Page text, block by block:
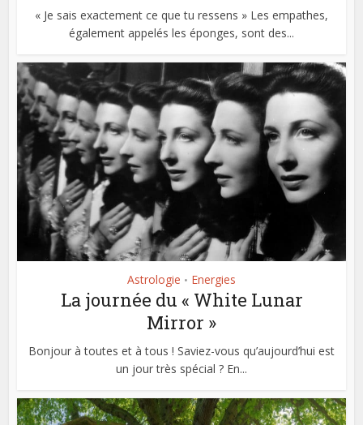
« Je sais exactement ce que tu ressens » Les empathes,
également appelés les éponges, sont des...
Astrologie • Energies
La journée du « White Lunar
Mirror »
Bonjour à toutes et à tous ! Saviez-vous qu’aujourd’hui est
un jour très spécial ? En...